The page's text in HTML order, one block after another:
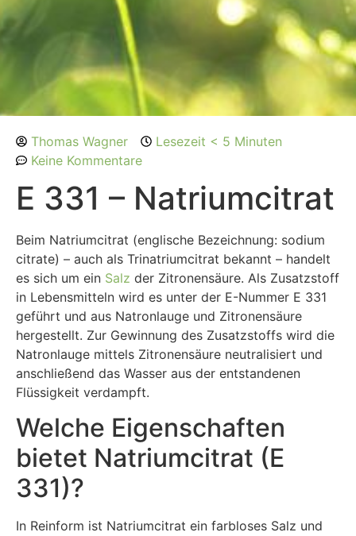
Thomas Wagner
Lesezeit < 5 Minuten
Keine Kommentare
E 331 – Natriumcitrat
Beim Natriumcitrat (englische Bezeichnung: sodium
citrate) – auch als Trinatriumcitrat bekannt – handelt
es sich um ein Salz der Zitronensäure. Als Zusatzstoff
in Lebensmitteln wird es unter der E-Nummer E 331
geführt und aus Natronlauge und Zitronensäure
hergestellt. Zur Gewinnung des Zusatzstoffs wird die
Natronlauge mittels Zitronensäure neutralisiert und
anschließend das Wasser aus der entstandenen
Flüssigkeit verdampft.
Welche Eigenschaften
bietet Natriumcitrat (E
331)?
In Reinform ist Natriumcitrat ein farbloses Salz und